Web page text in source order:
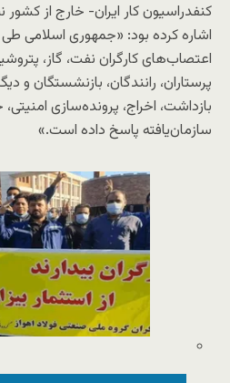
کنفدراسیون کار ایران- خارج از کشور
اشاره کرده بود: «جمهوری اسلامی
اعتصاب‌های کارگران نفت، گاز،
پرستاران، رانندگان، بازنشستگان و
بازداشت، اخراج، پرونده‌سازی
سازمان‌یافته پاسخ داده است.»